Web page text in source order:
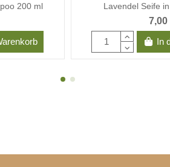
200 ml Lavendel Seife
7,00
In